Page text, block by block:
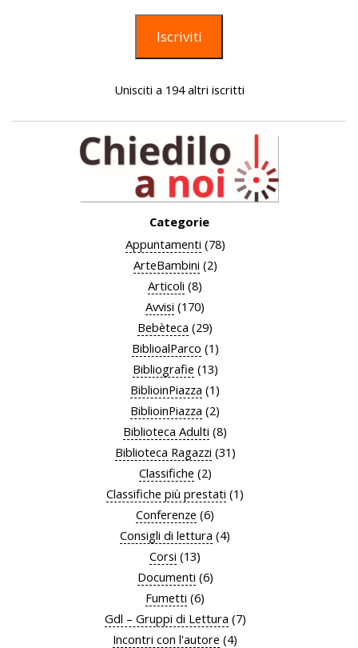
Iscriviti
Unisciti a 194 altri iscritti
Categorie
Appuntamenti (78)
ArteBambini (2)
Articoli (8)
Avvisi (170)
Bebèteca (29)
BiblioalParco (1)
Bibliografie (13)
BiblioinPiazza (1)
BiblioinPiazza (2)
Biblioteca Adulti (8)
Biblioteca Ragazzi (31)
Classifiche (2)
Classifiche più prestati (1)
Conferenze (6)
Consigli di lettura (4)
Corsi (13)
Documenti (6)
Fumetti (6)
Gdl – Gruppi di Lettura (7)
Incontri con l'autore (4)